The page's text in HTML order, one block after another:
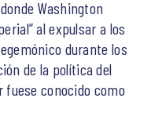
Washington
al expulsar a los
durante los
de la política del
fuese conocido como